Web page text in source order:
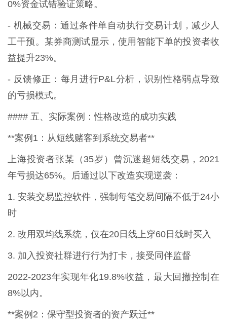
0%资金试错验证策略。
- 机械交易：通过条件单自动执行交易计划，减少人
工干预。某券商测试显示，使用智能下单的投资者收
益提升23%。
- 反馈修正：每月进行P&L分析，识别性格弱点导致
的亏损模式。
#### 五、实际案例：性格改造的成功实践
**案例1：从短线赌客到系统交易者**
上海投资者张某（35岁）曾沉迷超短线交易，2021
年亏损达65%。后通过以下改造实现逆袭：
1. 安装交易监控软件，强制每笔交易间隔不低于24小
时
2. 改用双均线系统，仅在20日线上穿60日线时买入
3. 加入投资社群进行行为打卡，接受同伴监督
2022-2023年实现年化19.8%收益，最大回撤控制在
8%以内。
**案例2：保守型投资者的资产跃迁**